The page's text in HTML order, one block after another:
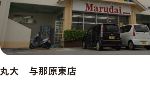
丸大 与那原東店